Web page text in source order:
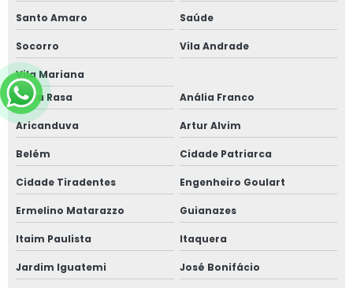
Santo Amaro Saúde
Socorro Vila Andrade
Vila Mariana
Água Rasa
Anália Franco
Aricanduva Artur Alvim
Belém Cidade Patriarca
Cidade Tiradentes Engenheiro Goulart
Ermelino Matarazzo Guianazes
Itaim Paulista Itaquera
Jardim Iguatemi José Bonifácio